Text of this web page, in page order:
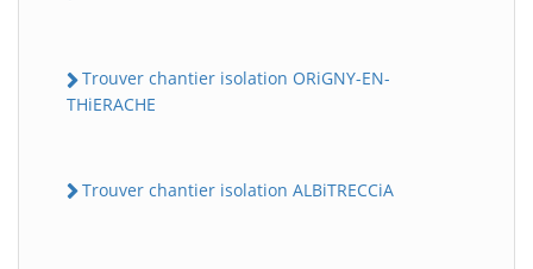
Trouver chantier isolation ORiGNY-EN-
THiERACHE
Trouver chantier isolation ALBiTRECCiA